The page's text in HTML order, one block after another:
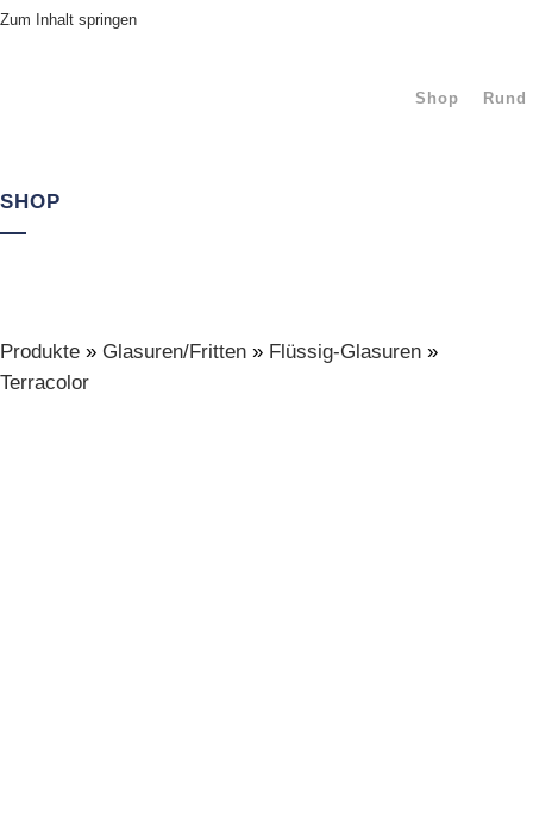
Zum Inhalt springen
Shop
SHOP
Produkte » Glasuren/Fritten » Flüssig-Glasuren »
Terracolor